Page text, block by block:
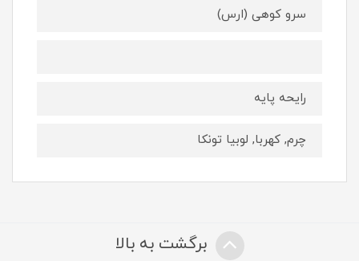
سرو كوهى (ارس)
رايحه پايه
چرم, كهربا, لوبيا تونكا
برگشت به بالا